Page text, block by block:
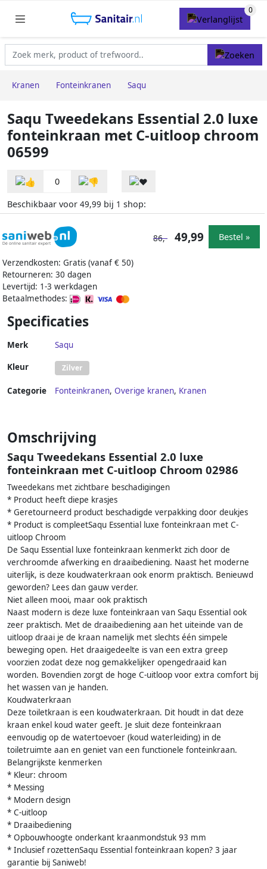
Kranen Fonteinkranen Saqu
Saqu Tweedekans Essential 2.0 luxe
fonteinkraan met C-uitloop chroom
06599
0
Beschikbaar voor 49,99 bij 1 shop:
Verzendkosten: Gratis (vanaf € 50)
Retourneren: 30 dagen
Levertijd: 1-3 werkdagen
Betaalmethodes:
86,- 49,99 Bestel »
Specificaties
Merk Saqu
Kleur Zilver
Categorie Fonteinkranen, Overige kranen, Kranen
Omschrijving
Saqu Tweedekans Essential 2.0 luxe
fonteinkraan met C-uitloop Chroom 02986
Tweedekans met zichtbare beschadigingen
* Product heeft diepe krasjes
* Geretourneerd product beschadigde verpakking door deukjes
* Product is compleetSaqu Essential luxe fonteinkraan met C-
uitloop Chroom
De Saqu Essential luxe fonteinkraan kenmerkt zich door de
verchroomde afwerking en draaibediening. Naast het moderne
uiterlijk, is deze koudwaterkraan ook enorm praktisch. Benieuwd
geworden? Lees dan gauw verder.
Niet alleen mooi, maar ook praktisch
Naast modern is deze luxe fonteinkraan van Saqu Essential ook
zeer praktisch. Met de draaibediening aan het uiteinde van de
uitloop draai je de kraan namelijk met slechts één simpele
beweging open. Het draaigedeelte is van een extra greep
voorzien zodat deze nog gemakkelijker opengedraaid kan
worden. Bovendien zorgt de hoge C-uitloop voor extra comfort bij
het wassen van je handen.
Koudwaterkraan
Deze toiletkraan is een koudwaterkraan. Dit houdt in dat deze
kraan enkel koud water geeft. Je sluit deze fonteinkraan
eenvoudig op de watertoevoer (koud waterleiding) in de
toiletruimte aan en geniet van een functionele fonteinkraan.
Belangrijkste kenmerken
* Kleur: chroom
* Messing
* Modern design
* C-uitloop
* Draaibediening
* Opbouwhoogte onderkant kraanmondstuk 93 mm
* Inclusief rozettenSaqu Essential fonteinkraan kopen? 3 jaar
garantie bij Saniweb!